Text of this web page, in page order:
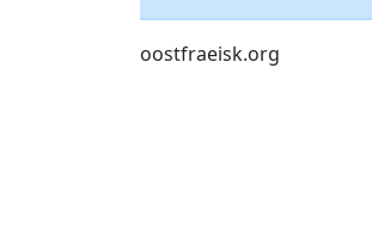
oostfraeisk.org